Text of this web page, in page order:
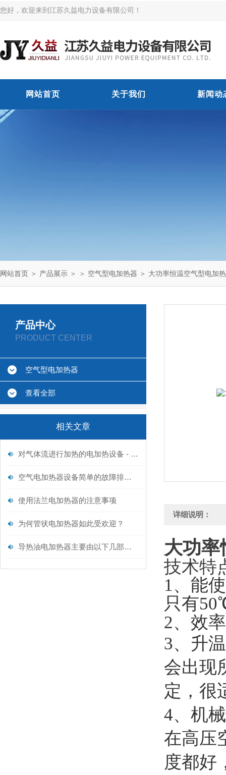
您好，欢迎来到江苏久益电力设备有限公司！
网站首页 关于我们 新闻动
网站首页 ＞ 产品展示 ＞ ＞ 空气型电加热器 ＞ 大功率恒温空气型电加
产品中心
PRODUCT CENTER
空气型电加热器
查看全部
相关文章
对气体流进行加热的电加热设备 - 空气型电加热器维护规范
空气电加热器设备简单的故障排除方法
使用法兰电加热器的注意事项
为何管状电加热器如此受欢迎？
导热油电加热器主要由以下几部分构成
详细说明：
大功率
技术特
1、能
只有
2、效
3、升
会出现
定，很
4、机
在高压
度都好